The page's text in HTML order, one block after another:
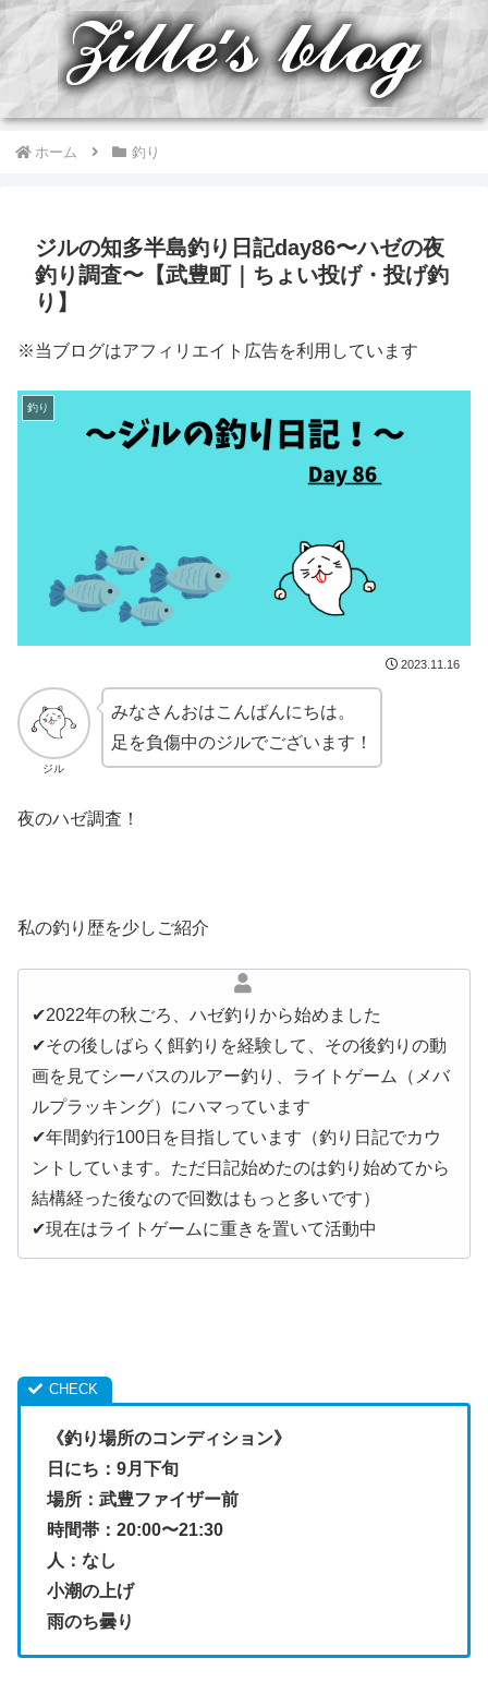
ホーム 釣り
ジルの知多半島釣り日記day86〜ハゼの夜
釣り調査〜【武豊町｜ちょい投げ・投げ釣
り】
※当ブログはアフィリエイト広告を利用しています
釣り
2023.11.16
ジル
みなさんおはこんばんにちは。
足を負傷中のジルでございます！
夜のハゼ調査！
私の釣り歴を少しご紹介
✔︎2022年の秋ごろ、ハゼ釣りから始めました
✔︎その後しばらく餌釣りを経験して、その後釣りの動
画を見てシーバスのルアー釣り、ライトゲーム（メバ
ルプラッキング）にハマっています
✔︎年間釣行100日を目指しています（釣り日記でカウ
ントしています。ただ日記始めたのは釣り始めてから
結構経った後なので回数はもっと多いです）
✔︎現在はライトゲームに重きを置いて活動中
《釣り場所のコンディション》
日にち：9月下旬
場所：武豊ファイザー前
時間帯：20:00〜21:30
人：なし
小潮の上げ
雨のち曇り